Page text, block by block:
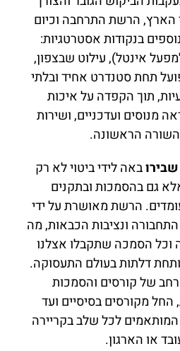
הרשת התרחבה וכיום
בנקודות אסטרטגיות:
אינטל), עילוט שבצפון,
תחת סטנדרט אחיד ובלתי
תוך הקפדה על איכות
ועדכניים, ושירות
הראשונה.
באה לידי ביטוי לא רק
גם בהסמכות ובתקנים
הרשת מאושרת על ידי
ונציבות הכבאות, מה
הסמכה שתקבלו אצלנו
דלתות בעולם התעסוקה.
של קורסים והסמכות
מקורסים בסיסיים ועד
לכל שלב בקריירה
או הארגון.